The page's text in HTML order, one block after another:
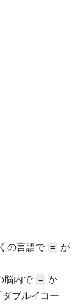
の言語で =
が
脳内で = か
ブルイコー